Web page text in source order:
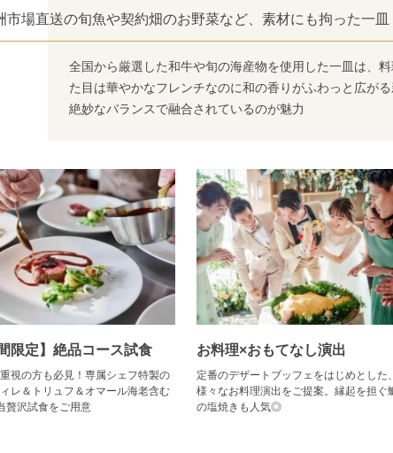
市場直送の旬魚や契約畑のお野菜など、素材にも拘った一皿
全国から厳選した和牛や旬の海産物を使用した一皿は、
た目は華やかなフレンチなのに和の香りがふわっと広が
絶妙なバランスで融合されているのが魅力
限定】絶品コース試食
視の方も必見！専属シェフ特製の
レ＆トリュフ＆オマール海老含む
贅沢試食をご用意
お料理×おもてなし演出
定番のデザートブッフェをはじめとした、
様々なお料理演出をご提案。縁起を担ぐ
の塩焼きも人気◎